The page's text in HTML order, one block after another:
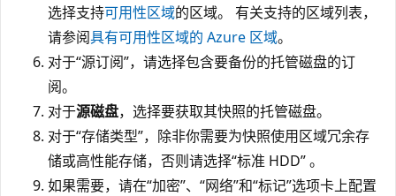
选择支持可用性区域的区域。 有关支持的区域列表，
请参阅具有可用性区域的 Azure 区域。
对于“源订阅”，请选择包含要备份的托管磁盘的订
阅。
对于源磁盘，选择要获取其快照的托管磁盘。
对于“存储类型”，除非你需要为快照使用区域冗余存
储或高性能存储，否则请选择“标准 HDD” 。
如果需要，请在“加密”、“网络”和“标记”选项卡上配置